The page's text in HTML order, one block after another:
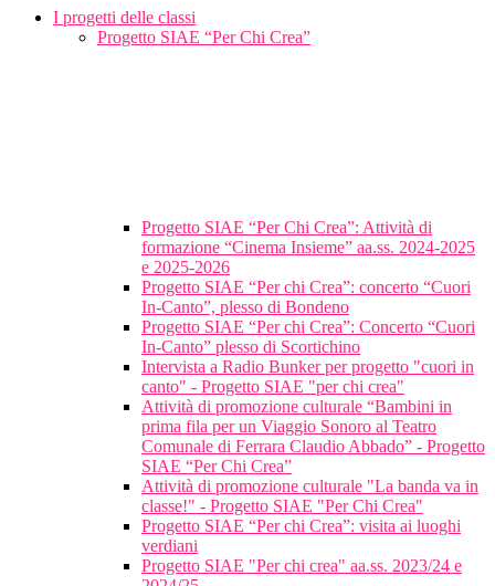
I progetti delle classi
Progetto SIAE “Per Chi Crea”
Progetto SIAE “Per Chi Crea”: Attività di
formazione “Cinema Insieme” aa.ss. 2024-2025
e 2025-2026
Progetto SIAE “Per chi Crea”: concerto “Cuori
In-Canto”, plesso di Bondeno
Progetto SIAE “Per chi Crea”: Concerto “Cuori
In-Canto” plesso di Scortichino
Intervista a Radio Bunker per progetto "cuori in
canto" - Progetto SIAE "per chi crea"
Attività di promozione culturale “Bambini in
prima fila per un Viaggio Sonoro al Teatro
Comunale di Ferrara Claudio Abbado” - Progetto
SIAE “Per Chi Crea”
Attività di promozione culturale "La banda va in
classe!" - Progetto SIAE "Per Chi Crea"
Progetto SIAE “Per chi Crea”: visita ai luoghi
verdiani
Progetto SIAE "Per chi crea" aa.ss. 2023/24 e